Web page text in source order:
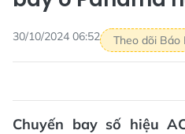
30/10/2024 06:52 Theo dõi Báo
Chuyến bay số hiệu